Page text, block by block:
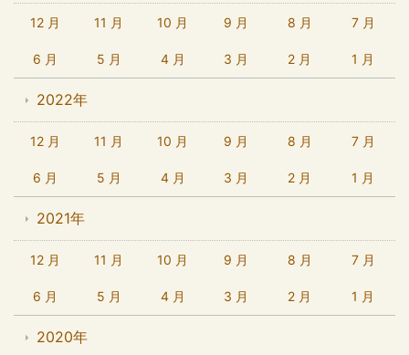
12 月 11 月 10 月 9 月 8 月 7 月
6 月 5 月 4 月 3 月 2 月 1 月
2022年
12 月 11 月 10 月 9 月 8 月 7 月
6 月 5 月 4 月 3 月 2 月 1 月
2021年
12 月 11 月 10 月 9 月 8 月 7 月
6 月 5 月 4 月 3 月 2 月 1 月
2020年